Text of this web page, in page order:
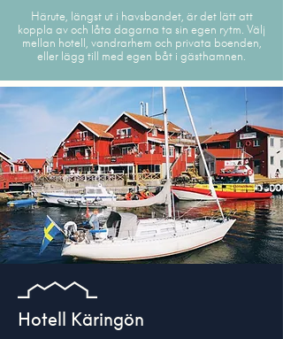
Härute, längst ut i havsbandet, är det lätt att
koppla av och låta dagarna ta sin egen rytm. Välj
mellan hotell, vandrarhem och privata boenden,
eller lägg till med egen båt i gästhamnen.
Hotell Käringön